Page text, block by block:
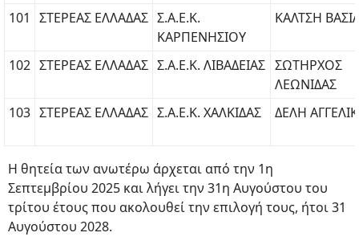
101
ΣΤΕΡΕΑΣ ΕΛΛΑΔΑΣ Σ.Α.Ε.Κ.
ΚΑΡΠΕΝΗΣΙOY
ΚΑΛΤΣΗ
102 ΣΤΕΡΕΑΣ ΕΛΛΑΔΑΣ Σ.Α.Ε.Κ. ΛΙΒΑΔΕΙΑΣ ΣΩΤΗΡΧΟΣ
ΛΕΩΝΙΔΑΣ
103 ΣΤΕΡΕΑΣ ΕΛΛΑΔΑΣ Σ.Α.Ε.Κ. ΧΑΛΚΙΔΑΣ ΔΕΛΗ
Η θητεία των ανωτέρω άρχεται από την 1η
Σεπτεμβρίου 2025 και λήγει την 31η Αυγούστου του
τρίτου έτους που ακολουθεί την επιλογή τους, ήτοι 31
Αυγούστου 2028.